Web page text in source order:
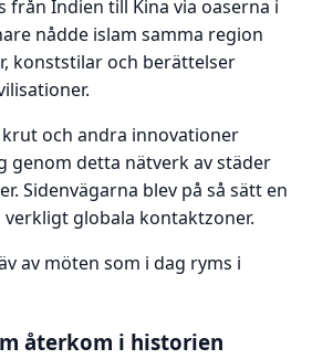
från Indien till Kina via oaserna i
nådde islam samma region
konststilar och berättelser
och andra innovationer
genom detta nätverk av städer
Sidenvägarna blev på så sätt en
globala kontaktzoner.
av möten som i dag ryms i
återkom i historien